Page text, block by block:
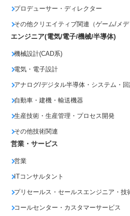
プロデューサー・ディレクター
その他クリエイティブ関連（ゲーム/メデ
エンジニア(電気/電子/機械/半導体)
機械設計(CAD系)
電気・電子設計
アナログ/デジタル半導体・システム・
自動車・建機・輸送機器
生産技術・生産管理・プロセス開発
その他技術関連
営業・サービス
営業
ITコンサルタント
プリセールス・セールスエンジニア・技
コールセンター・カスタマーサービス